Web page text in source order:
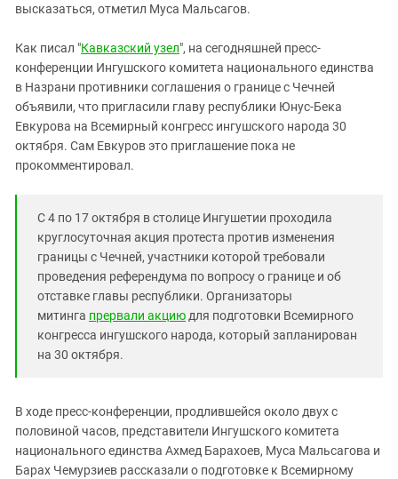
Чечня
Южный Кавказ
ЮФО
высказаться, отметил Муса Мальсагов.
Как писал "Кавказский узел", на сегодняшней пресс-
конференции Ингушского комитета национального единства
в Назрани противники соглашения о границе с Чечней
объявили, что пригласили главу республики Юнус-Бека
Евкурова на Всемирный конгресс ингушского народа 30
октября. Сам Евкуров это приглашение пока не
прокомментировал.
С 4 по 17 октября в столице Ингушетии проходила
круглосуточная акция протеста против изменения
границы с Чечней, участники которой требовали
проведения референдума по вопросу о границе и об
отставке главы республики. Организаторы
митинга прервали акциюдля подготовки Всемирного
конгресса ингушского народа, который запланирован
на 30 октября.
В ходе пресс-конференции, продлившейся около двух с
половиной часов, представители Ингушского комитета
национального единства Ахмед Барахоев, Муса Мальсагова и
Барах Чемурзиев рассказали о подготовке к Всемирному